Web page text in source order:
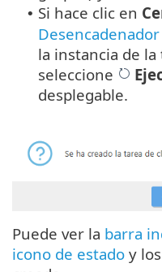
• Si hace clic en
Desencadenador
la instancia de
seleccione
desplegable.
Puede ver la barra
icono de estado y los